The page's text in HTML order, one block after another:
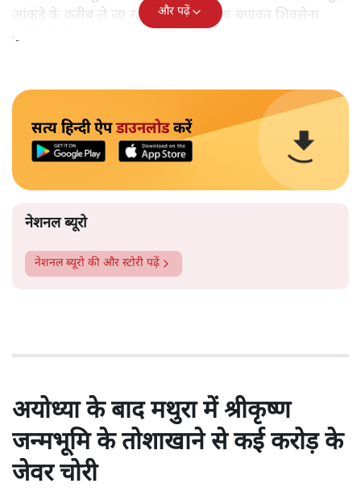
आंकड़े के करीब ले जा रही है। जिसमें ताजा बगावत शिवसेना
यूबीटी की है।
और पढ़ें
सत्य हिन्दी ऐपडाउनलोडकरें
नेशनल ब्यूरो
नेशनल ब्यूरो की और स्टोरी पढ़ें
अयोध्या के बाद मथुरा में श्रीकृष्ण
जन्मभूमि के तोशाखाने से कई करोड़ के
जेवर चोरी